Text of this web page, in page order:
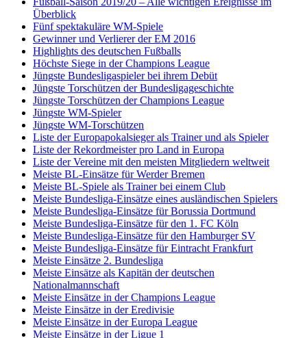
Überblick
Fünf spektakuläre WM-Spiele
Gewinner und Verlierer der EM 2016
Highlights des deutschen Fußballs
Höchste Siege in der Champions League
Jüngste Bundesligaspieler bei ihrem Debüt
Jüngste Torschützen der Bundesligageschichte
Jüngste Torschützen der Champions League
Jüngste WM-Spieler
Jüngste WM-Torschützen
Liste der Europapokalsieger als Trainer und als Spieler
Liste der Rekordmeister pro Land in Europa
Liste der Vereine mit den meisten Mitgliedern weltweit
Meiste BL-Einsätze für Werder Bremen
Meiste BL-Spiele als Trainer bei einem Club
Meiste Bundesliga-Einsätze eines ausländischen Spielers
Meiste Bundesliga-Einsätze für Borussia Dortmund
Meiste Bundesliga-Einsätze für den 1. FC Köln
Meiste Bundesliga-Einsätze für den Hamburger SV
Meiste Bundesliga-Einsätze für Eintracht Frankfurt
Meiste Einsätze 2. Bundesliga
Meiste Einsätze als Kapitän der deutschen
Nationalmannschaft
Meiste Einsätze in der Champions League
Meiste Einsätze in der Eredivisie
Meiste Einsätze in der Europa League
Meiste Einsätze in der Ligue 1